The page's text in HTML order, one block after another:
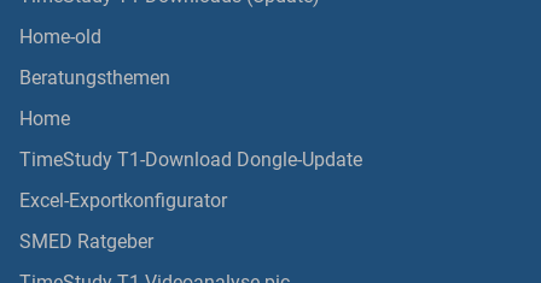
Home-old
Beratungsthemen
Home
TimeStudy T1-Download Dongle-Update
Excel-Exportkonfigurator
SMED Ratgeber